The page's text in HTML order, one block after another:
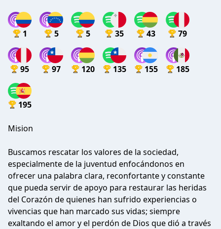
1 5 5 35 43 79
95 97 120 135 155 185
195
Mision
Buscamos rescatar los valores de la sociedad,
especialmente de la juventud enfocándonos en
ofrecer una palabra clara, reconfortante y constante
que pueda servir de apoyo para restaurar las heridas
del Corazón de quienes han sufrido experiencias o
vivencias que han marcado sus vidas; siempre
exaltando el amor y el perdón de Dios que dió a través